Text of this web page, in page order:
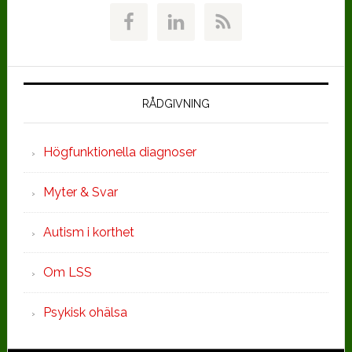
RÅDGIVNING
Högfunktionella diagnoser
Myter & Svar
Autism i korthet
Om LSS
Psykisk ohälsa